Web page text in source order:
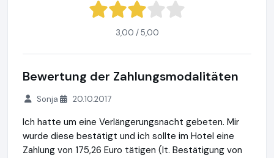
3,00 / 5,00
Bewertung der Zahlungsmodalitäten
Sonja 20.10.2017
Ich hatte um eine Verlängerungsnacht gebeten. Mir
wurde diese bestätigt und ich sollte im Hotel eine
Zahlung von 175,26 Euro tätigen (lt. Bestätigung von